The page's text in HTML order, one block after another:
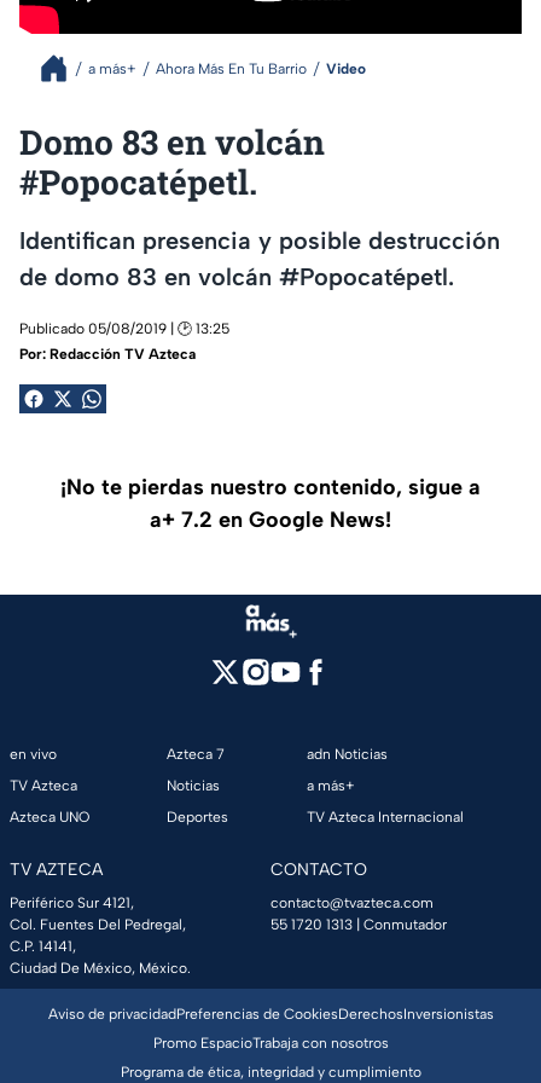
a más+ Ahora Más En Tu Barrio Video
Domo 83 en volcán
#Popocatépetl.
Identifican presencia y posible destrucción
de domo 83 en volcán #Popocatépetl.
Publicado 05/08/2019 | 🕑 13:25
Por: Redacción TV Azteca
¡No te pierdas nuestro contenido, sigue a
a+ 7.2 en Google News!
en vivo
TV Azteca
Azteca UNO
Azteca 7
Noticias
Deportes
adn Noticias
a más+
TV Azteca Internacional
TV AZTECA
Periférico Sur 4121,
Col. Fuentes Del Pedregal,
C.P. 14141,
Ciudad De México, México.
CONTACTO
contacto@tvazteca.com
55 1720 1313 | Conmutador
Aviso de privacidadPreferencias de CookiesDerechosInversionistas
Promo EspacioTrabaja con nosotros
Programa de ética, integridad y cumplimiento